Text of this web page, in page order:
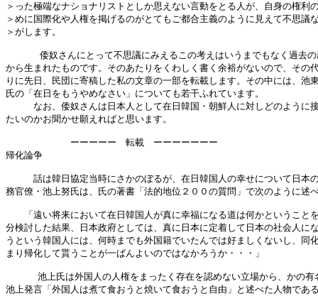
＞った極端なナショナリストとしか思えない言動をとる人が、自身の権利
＞めに国際化や人権を掲げるのがとてもご都合主義のように見えて不思議
＞がします。
倭奴さんにとって不思議にみえるこの考えはいうまでもなく過去
から生まれたものです。そのあたりをくわしく書く余裕がないので、その
りに先日、民団に寄稿した私の文章の一部を転載します。その中には、池
氏の「在日をもうやめなさい」についても若干ふれています。
なお、倭奴さんは日本人として在日韓国・朝鮮人に対しどのように
たいのかお聞かせ願えればと思います。
ーーーーー　転載　ーーーーーーー
帰化論争
話は韓日協定当時にさかのぼるが、在日韓国人の幸せについて日本
務官僚・池上努氏は、氏の著書「法的地位２００の質問」で次のように述
「遠い将来において在日韓国人が真に幸福になる道は何かということ
分検討した結果、日本政府としては、真に日本に定着して日本の社会人に
うという韓国人には、何時までも外国籍でいたんでは好ましくないし、同
まり帰化して貰うことが一ばんよいのではなかろうか・・・」
　池上氏は外国人の人権をまったく存在を認めない立場から、かの有
池上発言「外国人は煮て食おうと焼いて食おうと自由」と述べた人物であ